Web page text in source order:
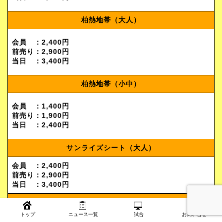
柏熱地帯（大人）
会員 ：2,400円
前売り：2,900円
当日 ：3,400円
柏熱地帯（小中）
会員 ：1,400円
前売り：1,900円
当日 ：2,400円
サンライズシート（大人）
会員 ：2,400円
前売り：2,900円
当日 ：3,400円
サンライズシート（小中）
トップ ニュース一覧 試合 お問い合せ